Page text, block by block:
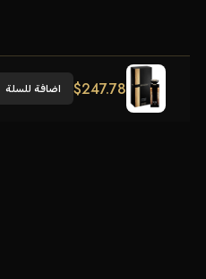
$247.78 اضافة للسلة